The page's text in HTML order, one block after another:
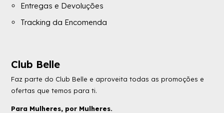
Entregas e Devoluções
Tracking da Encomenda
Club Belle
Faz parte do Club Belle e aproveita todas as promoções e
ofertas que temos para ti.
Para Mulheres, por Mulheres.